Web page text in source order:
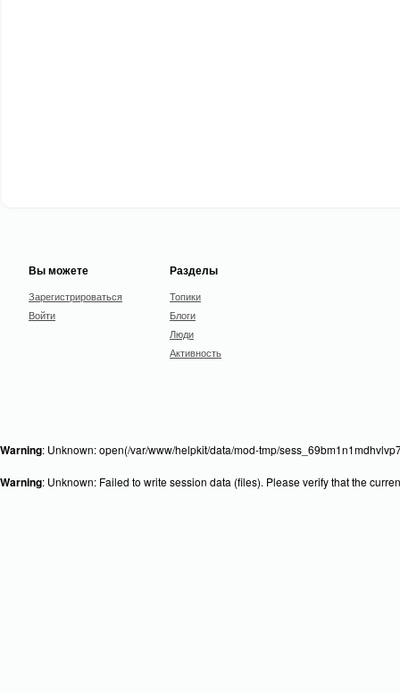
Вы можете
Зарегистрироваться
Войти
Разделы
Топики
Блоги
Люди
Активность
Warning: Unknown: open(/var/www/helpkit/data/mod-tmp/
Warning: Unknown: Failed to write session data (files). Please verify that the